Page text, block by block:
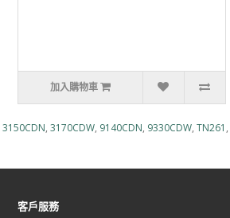
加入購物車
3150CDN, 3170CDW, 9140CDN, 9330CDW, TN261 ,
客戶服務